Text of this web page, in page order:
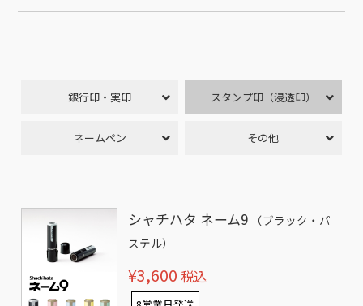
銀行印・実印 スタンプ印（浸透印）
ネームペン その他
シャチハタ ネーム9
（ブラック・パ
ステル）
¥3,600 税込